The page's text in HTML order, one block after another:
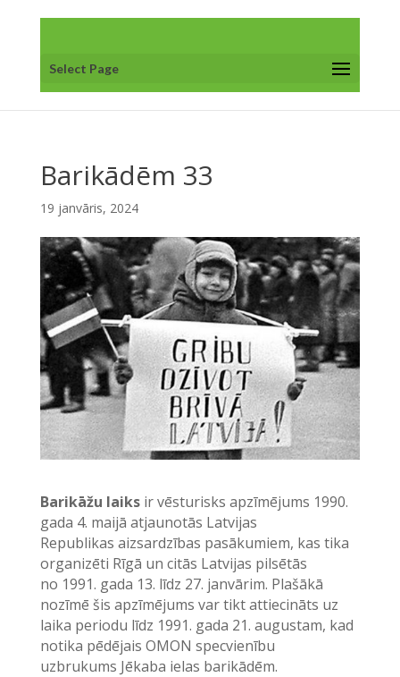
Select Page
Barikādēm 33
19 janvāris, 2024
Barikāžu laiksir vēsturisks apzīmējums 1990.
gada 4. maijā atjaunotās Latvijas
Republikas aizsardzības pasākumiem, kas tika
organizēti Rīgā un citās Latvijas pilsētās
no 1991. gada 13. līdz 27. janvārim. Plašākā
nozīmē šis apzīmējums var tikt attiecināts uz
laika periodu līdz 1991. gada 21. augustam, kad
notika pēdējais OMON specvienību
uzbrukums Jēkaba ielas barikādēm.